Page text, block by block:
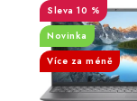
10 %
Novinka
Více za méně